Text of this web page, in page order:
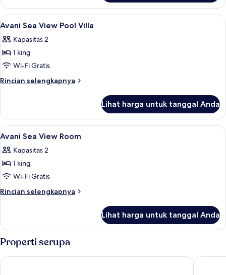
Avani
Pool
Access
Lihat
semua
foto
untuk
Avani
Sea
Villa
Seprai premium, brankas, meja
7
Avani Sea View Pool Villa
Kapasitas 2
1 king
Wi-Fi Gratis
Rincian selengkapnya
Rincian
Avani
Sea
View
Villa
Lihat harga untuk tanggal Anda
Lihat
semua
foto
untuk
Avani
Sea
Seprai premium, brankas, meja
4
Avani Sea View Room
Kapasitas 2
1 king
Wi-Fi Gratis
Rincian selengkapnya
Rincian
Avani
View
Lihat harga untuk tanggal Anda
Properti serupa
Rawi Warin Resort and Spa Lanta